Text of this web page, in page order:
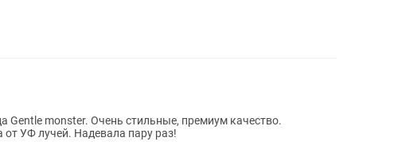
Gentle monster. Очень стильные, премиум качество.
УФ лучей. Надевала пару раз!